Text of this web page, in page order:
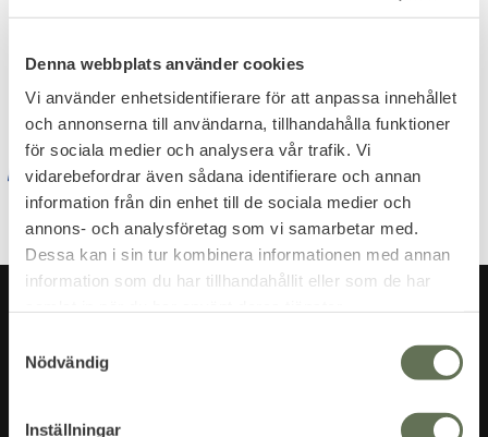
Denna webbplats använder cookies
Vi använder enhetsidentifierare för att anpassa innehållet
och annonserna till användarna, tillhandahålla funktioner
för sociala medier och analysera vår trafik. Vi
vidarebefordrar även sådana identifierare och annan
information från din enhet till de sociala medier och
annons- och analysföretag som vi samarbetar med.
Dessa kan i sin tur kombinera informationen med annan
information som du har tillhandahållit eller som de har
Nödvändig
Inställningar
integritetspolicy.